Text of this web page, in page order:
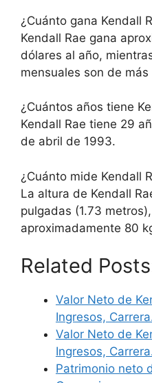
¿Cuánto gana Kendall
Kendall Rae gana
dólares al año,
mensuales son de
¿Cuántos años tiene
Kendall Rae tiene 29
de abril de 1993.
¿Cuánto mide Kendall
La altura de Kendall
pulgadas (1.73
aproximadamente 80
Related
Valor Neto de
Ingresos,
Valor Neto de
Ingresos,
Patrimonio neto